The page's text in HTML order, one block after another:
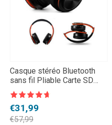
Casque stéréo Bluetooth
sans fil Pliable Carte SD
MP3
sur 5
€57,99
Le
prix
€31,99
Le
prix